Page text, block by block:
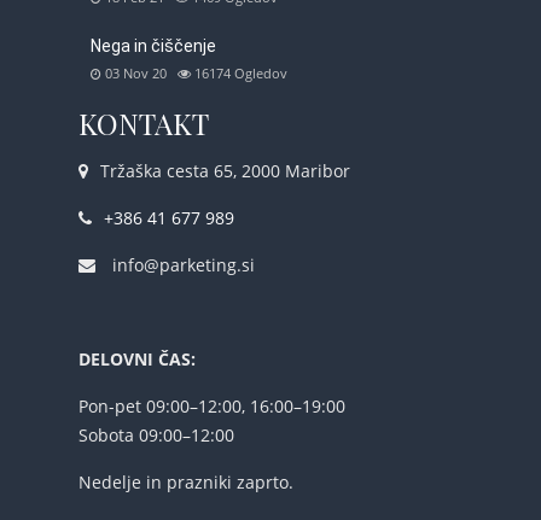
Nega in čiščenje
03 Nov 20 16174 Ogledov
KONTAKT
Tržaška cesta 65, 2000 Maribor
+386 41 677 989
info@parketing.si
DELOVNI ČAS:
Pon-pet 09:00–12:00, 16:00–19:00
Sobota 09:00–12:00
Nedelje in prazniki zaprto.